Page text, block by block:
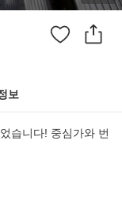
보
습니다! 중심가와 번